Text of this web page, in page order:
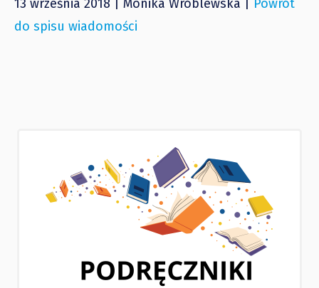
13 września 2018 | Monika Wróblewska | Powrót
do spisu wiadomości